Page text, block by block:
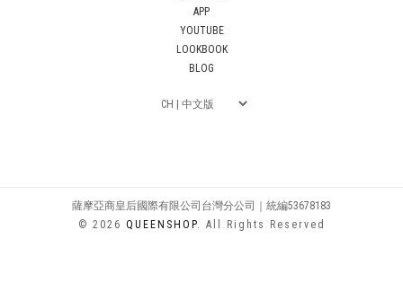
APP
YOUTUBE
LOOKBOOK
BLOG
薩摩亞商皇后國際有限公司台灣分公司｜統編53678183
© 2026 QUEENSHOP. All Rights Reserved